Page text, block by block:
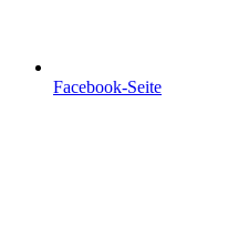
Facebook-Seite